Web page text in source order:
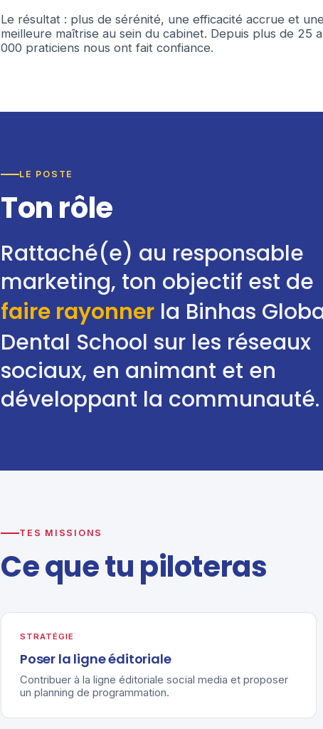
Le résultat : plus de sérénité, une efficacité accrue et une
meilleure maîtrise au sein du cabinet. Depuis plus de 25
000 praticiens nous ont fait confiance.
LE POSTE
Ton rôle
Rattaché(e) au responsable
marketing, ton objectif est de
faire rayonner la Binhas
Dental School sur les réseaux
sociaux, en animant et en
développant la communauté.
TES MISSIONS
Ce que tu piloteras
STRATÉGIE
Poser la ligne éditoriale
Contribuer à la ligne éditoriale social media et proposer
un planning de programmation.